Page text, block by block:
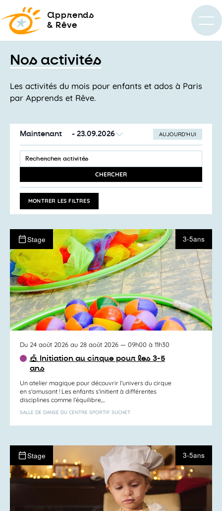
apprends
& Rêve
Nos activités
Les activités du mois pour enfants et ados à Paris
par Apprends et Rêve.
AUJOURD’HUI
Maintenant - 23.09.2026
LA
DATE
Recherche
et
de
vues
Activités
SAISIR
MOT-
ACTIVITÉS
MOT-
CLÉ.
CHERCHER
MONTRER LES FILTRES
Stage 3-5ans
Du 24 août 2026 au 28 août 2026 — 09h00 à 11h30
🎪 Initiation au cirque pour les 3-5
ans
Un atelier magique pour découvrir l’univers du cirque
en s’amusant ! Les enfants s’initient à différentes
disciplines comme l’équilibre,...
SALLE DE DANSE DU CENTRE SPORTIF SUCHET
Stage 3-5ans